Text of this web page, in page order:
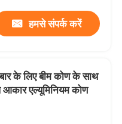
हमसे संपर्क करें
के लिए बीम कोण के साथ
एल्यूमिनियम कोण